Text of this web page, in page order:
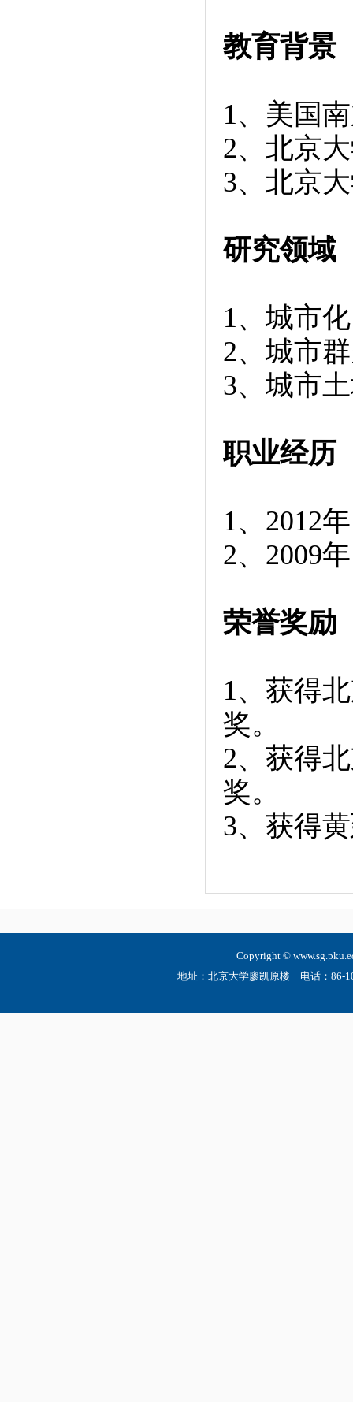
教育背景
1、美国
2、北京
3、北京
研究领域
1、城市
2、城市
3、城市
职业经历
1、2012
2、2009
荣誉奖励
1、获得
奖。
2、获得
奖。
3、获得
Copyright ©
地址：北京大学廖凯原楼 电话：86-